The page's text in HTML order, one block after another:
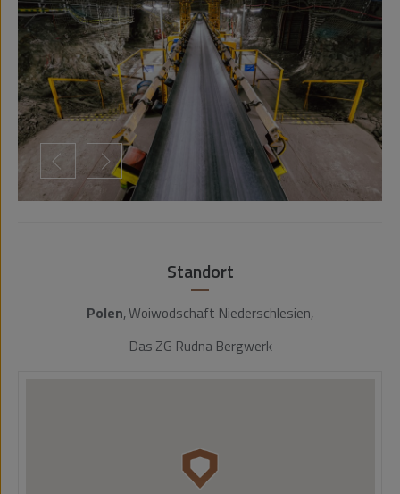
Standort
Polen, Woiwodschaft Niederschlesien,
Das ZG Rudna Bergwerk